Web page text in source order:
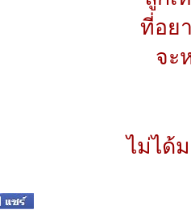
ที่อย
จะ
ไม่ได้